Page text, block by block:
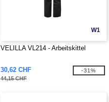
W1
VELILLA VL214 - Arbeitskittel
30,62 CHF
44,15 CHF
-31%